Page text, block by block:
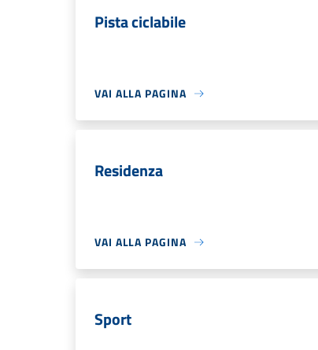
Pista ciclabile
VAI ALLA PAGINA
Residenza
VAI ALLA PAGINA
Sport